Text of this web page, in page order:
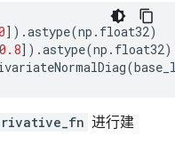
]) .astype(np . float32)
0.8]) .astype(np . float32)
(
进行建